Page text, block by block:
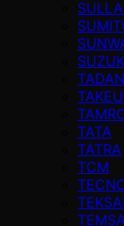
TATA
TATRA
TCM
TEMSA